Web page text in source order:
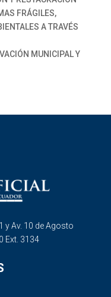
FRÁGILES,
A TRAVÉS
MUNICIPAL Y
y Av. 10 de Agosto
Ext. 3134